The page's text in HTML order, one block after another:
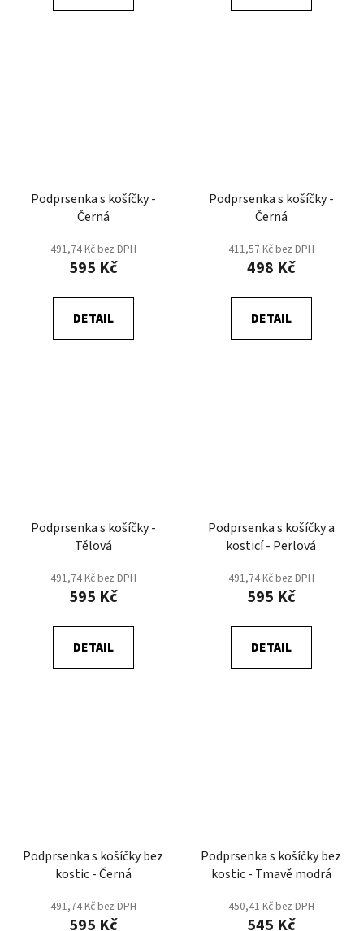
Podprsenka s košíčky -
Černá
491,74 Kč bez DPH
595 Kč
DETAIL
Podprsenka s košíčky -
Černá
411,57 Kč bez DPH
498 Kč
DETAIL
Podprsenka s košíčky -
Tělová
491,74 Kč bez DPH
595 Kč
DETAIL
Podprsenka s košíčky a
kosticí - Perlová
491,74 Kč bez DPH
595 Kč
DETAIL
Podprsenka s košíčky bez
kostic - Černá
491,74 Kč bez DPH
595 Kč
Podprsenka s košíčky bez
kostic - Tmavě modrá
450,41 Kč bez DPH
545 Kč